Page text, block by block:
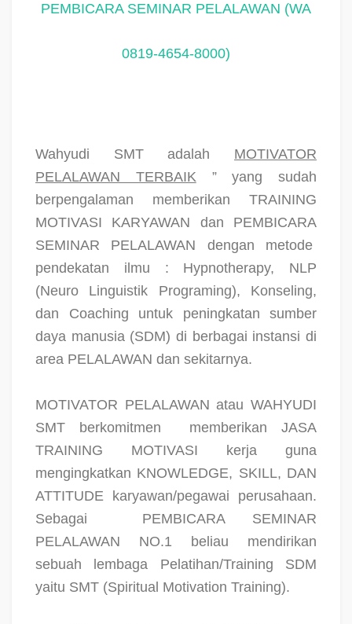
PEMBICARA SEMINAR PELALAWAN (WA
0819-4654-8000)
Wahyudi SMT adalah MOTIVATOR
PELALAWAN TERBAIK” yang sudah
berpengalaman memberikan TRAINING
MOTIVASI KARYAWAN dan PEMBICARA
SEMINAR PELALAWAN dengan metode
pendekatan ilmu : Hypnotherapy, NLP
(Neuro Linguistik Programing), Konseling,
dan Coaching untuk peningkatan sumber
daya manusia (SDM) di berbagai instansi di
area PELALAWAN dan sekitarnya.
MOTIVATOR PELALAWAN atau WAHYUDI
SMT berkomitmen
memberikan JASA
TRAINING MOTIVASI kerja guna
mengingkatkan KNOWLEDGE, SKILL, DAN
ATTITUDE karyawan/pegawai perusahaan.
Sebagai
PEMBICARA SEMINAR
PELALAWAN NO.1 beliau mendirikan
sebuah lembaga Pelatihan/Training SDM
yaitu SMT (Spiritual Motivation Training).